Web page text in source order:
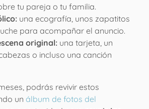
tu pareja o tu familia.
una ecografía, unos zapatitos
para acompañar el anuncio.
original: una tarjeta, un
o incluso una canción
podrás revivir estos
un álbum de fotos del